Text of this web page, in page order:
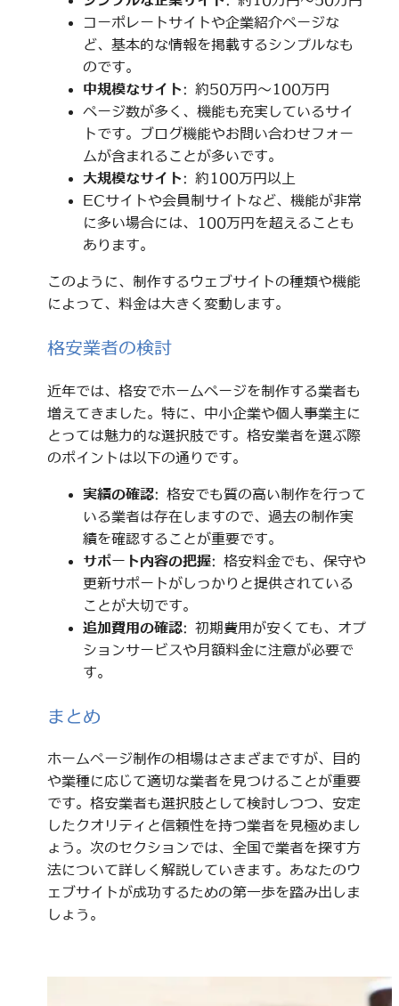
コーポレートサイトや企業紹介ページな
ど、基本的な情報を掲載するシンプルなも
のです。
中規模なサイト: 約50万円～100万円
ページ数が多く、機能も充実しているサイ
トです。ブログ機能やお問い合わせフォー
ムが含まれることが多いです。
大規模なサイト: 約100万円以上
ECサイトや会員制サイトなど、機能が非常
に多い場合には、100万円を超えることも
あります。
このように、制作するウェブサイトの種類や機能
によって、料金は大きく変動します。
格安業者の検討
近年では、格安でホームページを制作する業者も
増えてきました。特に、中小企業や個人事業主に
とっては魅力的な選択肢です。格安業者を選ぶ際
のポイントは以下の通りです。
実績の確認: 格安でも質の高い制作を行って
いる業者は存在しますので、過去の制作実
績を確認することが重要です。
サポート内容の把握: 格安料金でも、保守や
更新サポートがしっかりと提供されている
ことが大切です。
追加費用の確認: 初期費用が安くても、オプ
ションサービスや月額料金に注意が必要で
す。
まとめ
ホームページ制作の相場はさまざまですが、目的
や業種に応じて適切な業者を見つけることが重要
です。格安業者も選択肢として検討しつつ、安定
したクオリティと信頼性を持つ業者を見極めまし
ょう。次のセクションでは、全国で業者を探す方
法について詳しく解説していきます。あなたのウ
ェブサイトが成功するための第一歩を踏み出しま
しょう。